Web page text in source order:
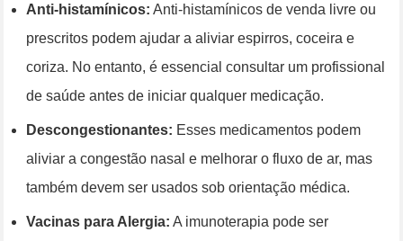
Anti-histamínicos: Anti-histamínicos de venda livre ou
prescritos podem ajudar a aliviar espirros, coceira e
coriza. No entanto, é essencial consultar um profissional
de saúde antes de iniciar qualquer medicação.
Descongestionantes: Esses medicamentos podem
aliviar a congestão nasal e melhorar o fluxo de ar, mas
também devem ser usados sob orientação médica.
Vacinas para Alergia: A imunoterapia pode ser